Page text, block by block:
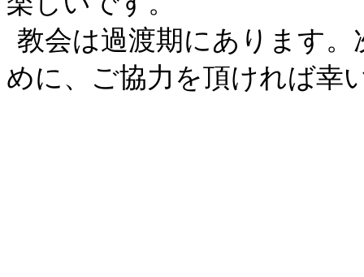
教会は過渡期にあります
めに、ご協力を頂ければ幸